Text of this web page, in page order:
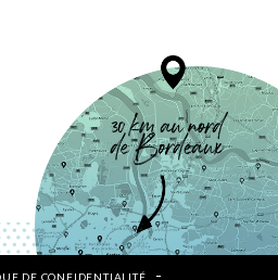
DE CONFIDENTIALITÉ